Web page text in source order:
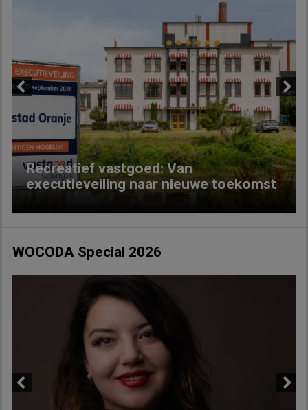
Recreatief vastgoed: Van
executieveiling naar nieuwe toekomst
Next
WOCODA Special 2026